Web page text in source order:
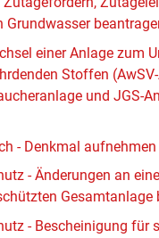
Grundwasser
einer Anlage zum
Stoffen
und JGS-
- Denkmal aufnehmen
- Änderungen an
Gesamtanlage
- Bescheinigung für